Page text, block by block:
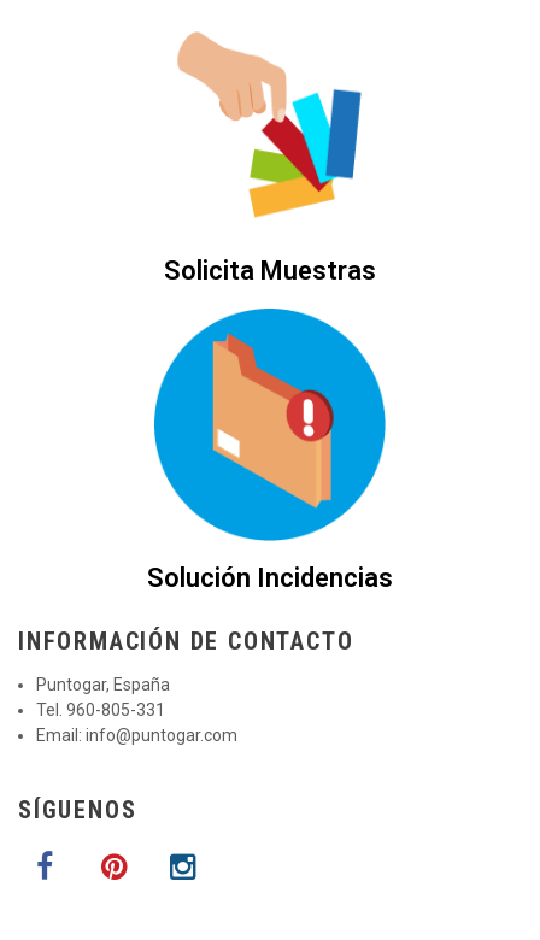
Solicita Muestras
Solución Incidencias
INFORMACIÓN DE CONTACTO
Puntogar, España
Tel. 960-805-331
Email: info@puntogar.com
SÍGUENOS